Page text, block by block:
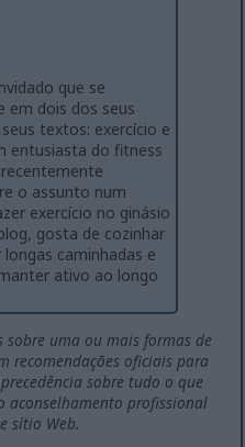
que se
em dois dos seus
textos: exercício e
entusiasta do fitness
o assunto num
exercício no ginásio
gosta de cozinhar
caminhadas e
ativo ao longo
uma ou mais formas de
recomendações oficiais para
sobre tudo o que
aconselhamento profissional
sítio Web.